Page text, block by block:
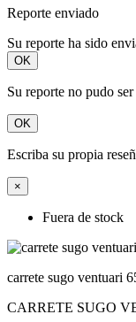
Reporte enviado
Su reporte ha sido
OK
Su reporte no pudo
OK
Escriba su propia
×
Fuera de stock
carrete sugo ventuari
CARRETE SUGO